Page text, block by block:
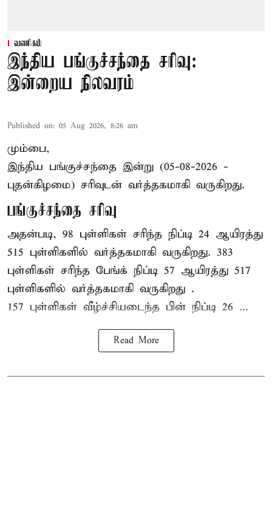
வணிகம்
இந்திய பங்குச்சந்தை சரிவு:
இன்றைய நிலவரம்
Published on: 05 Aug 2026, 8:26 am
மும்பை,
இந்திய பங்குச்சந்தை இன்று (05-08-2026 -
புதன்கிழமை) சரிவுடன் வர்த்தகமாகி வருகிறது.
பங்குச்சந்தை சரிவு
அதன்படி, 98 புள்ளிகள் சரிந்த நிப்டி 24 ஆயிரத்து
515 புள்ளிகளில் வர்த்தகமாகி வருகிறது. 383
புள்ளிகள் சரிந்த பேங்க் நிப்டி 57 ஆயிரத்து 517
புள்ளிகளில் வர்த்தகமாகி வருகிறது .
157 புள்ளிகள் வீழ்ச்சியடைந்த பின் நிப்டி 26 ...
Read More